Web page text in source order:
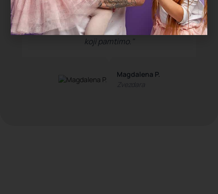
"Deca su satima trčala, istraživala i igrala
se, a čim smo stigli kući su popadali od
umora. Ovo je bio najopušteniji rođendan
koji pamtimo."
Magdalena P.
Zvezdara